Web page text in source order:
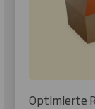
Optimierte